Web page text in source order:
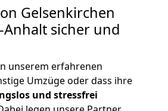
Gelsenkirchen
Anhalt sicher und
unserem erfahrenen
Umzüge oder dass ihre
und stressfrei